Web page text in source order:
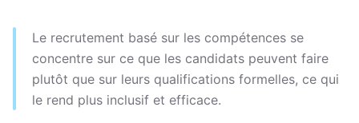
Le recrutement basé sur les compétences se
concentre sur ce que les candidats peuvent faire
plutôt que sur leurs qualifications formelles, ce qui
le rend plus inclusif et efficace.